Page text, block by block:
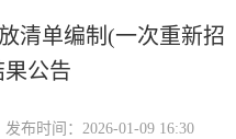
清单编制(一次重新招
公告
发布时间：2026-01-09 16:30